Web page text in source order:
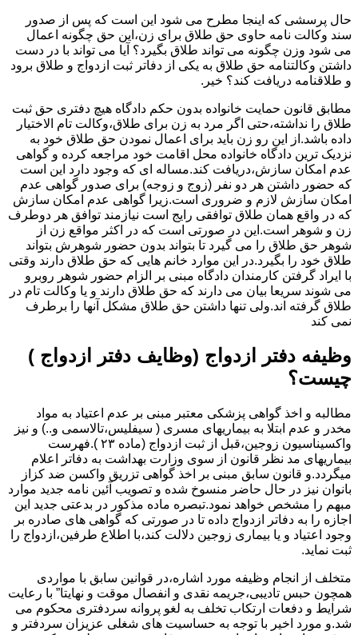
حال پرسشی که اینجا مطرح می شود این است که پس از صدور
سند وکالت نامه حاوی حق طلاق برای زن،این حق چگونه اعمال
می شود وزن چگونه می تواند طلاق بگیرد؟ آیا می تواند با در دست
داشتن وکالتنامه حق طلاق به یکی از دفاتر ثبت ازدواج و طلاق برود
و طلاقنامه دریافت کند؟ خیر.
مطابق قانون حمایت خانواده بدون حکم دادگاه هیچ دفتری حق ثبت
طلاق را نداشته،حتی اگر مرد به زن برای طلاق،وکالت تام الاختیار
داده باشد.از این رو زن باید برای اعمال نمودن حق طلاق خود به
نزدیک ترین دادگاه خانواده محل اقامت خود مراجعه کرده و گواهی
عدم امکان سازش،دریافت کند.مساله ای که وجود دارد این است
که حضور داشتن هر دو نفر (زوج و زوجه) برای صدور گواهی عدم
امکان سازش لازم و ضروری است.زیرا گواهی عدم امکان سازش
که در واقع همان طلاق توافقی رایج است نیازمند توافق هر دوطرف
زن و شوهر است.این در صورتی است که در اکثر مواقع زن از
شوهر حق طلاق را می گیرد تا بتواند بدون حضور شوهرش بتواند
طلاق خود را بگیرد.در این موارد خانم هایی که حق طلاق دارند وقتی
با ایراد گرفتن کارمندان دادگاه مبنی بر الزام حضور شوهر روبرو
می شوند سریعا بیان می دارند که حق طلاق دارند و یا وکالت تام در
طلاق گرفته اند.ولی تنها داشتن حق طلاق مشکل آنها را برطرف
نمی کند
وظیفه دفتر ازدواج (وظایف دفتر ازدواج )
چیست؟
مطالبه و اخذ گواهی پزشکی معتبر مبنی بر عدم اعتیاد به مواد
مخدر و عدم ابتلا به بیماریهای مسری ( سیفلیس،تالاسمی و..) و نیز
واکسیناسیون زوجین،قبل از ثبت ازدواج (ماده ۲۳ ).فهرست
بیماریهای مد نظر قانون از سوی وزارت بهداشت به دفاتر اعلام
میگردد.و قانون سابق مبنی بر اخذ گواهی تزریق واکسن ضد کزاز
بانوان نیز در حال حاضر منسوخ شده و تصویب آئین نامه جدید موارد
مبهم را مشخص خواهد نمود.تبصره ماده مذکور در بدعتی جدید این
اجازه را به دفاتر ازدواج داده تا در صورتی که گواهی های صادره بر
وجود اعتیاد و یا بیماری زوجین دلالت کند،با اطلاع طرفین،ازدواج را
ثبت نماید.
متخلف از انجام وظیفه مورد اشاره،در قوانین سابق با مواردی
همچون حبس تادیبی،جریمه نقدی و انفصال موقت و نهایتا” با رعایت
شرایط و دفعات ارتکاب تخلف به لغو پروانه سردفتری محکوم می
شد.و مورد اخیر با توجه به حساسیت های شغلی عزیزان سردفتر و